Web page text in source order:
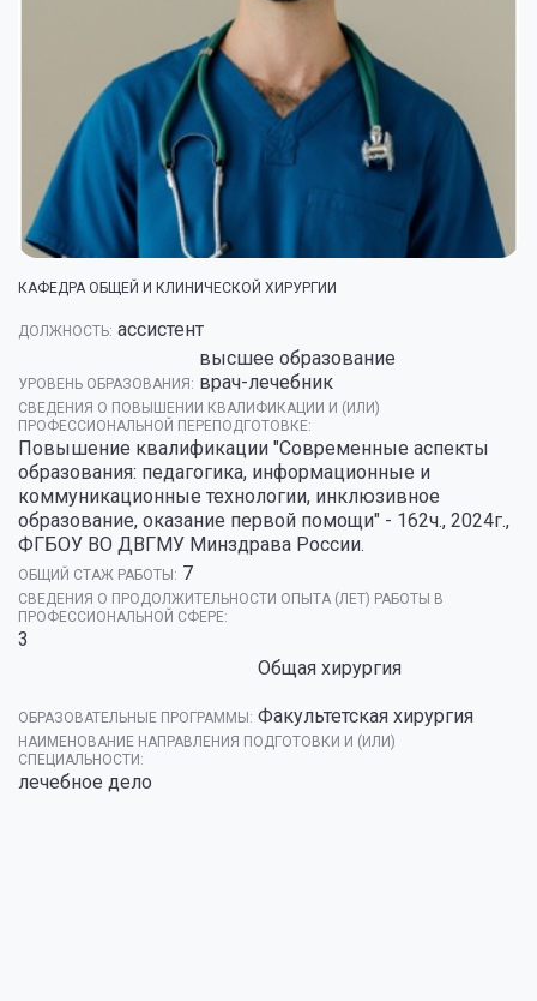
КАФЕДРА ОБЩЕЙ И КЛИНИЧЕСКОЙ ХИРУРГИИ
ДОЛЖНОСТЬ: ассистент
УРОВЕНЬ ОБРАЗОВАНИЯ:
высшее образование
врач-лечебник
СВЕДЕНИЯ О ПОВЫШЕНИИ КВАЛИФИКАЦИИ И (ИЛИ)
ПРОФЕССИОНАЛЬНОЙ ПЕРЕПОДГОТОВКЕ:
Повышение квалификации "Современные аспекты
образования: педагогика, информационные и
коммуникационные технологии, инклюзивное
образование, оказание первой помощи" - 162ч., 2024г.,
ФГБОУ ВО ДВГМУ Минздрава России.
ОБЩИЙ СТАЖ РАБОТЫ: 7
СВЕДЕНИЯ О ПРОДОЛЖИТЕЛЬНОСТИ ОПЫТА (ЛЕТ) РАБОТЫ В
ПРОФЕССИОНАЛЬНОЙ СФЕРЕ:
3
ОБРАЗОВАТЕЛЬНЫЕ ПРОГРАММЫ:
Общая хирургия
Факультетская хирургия
НАИМЕНОВАНИЕ НАПРАВЛЕНИЯ ПОДГОТОВКИ И (ИЛИ)
СПЕЦИАЛЬНОСТИ:
лечебное дело